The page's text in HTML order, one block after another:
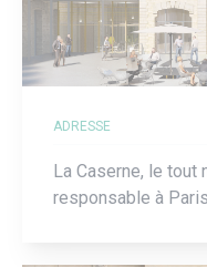
ADRESSE
La Caserne, le tout
responsable à Paris